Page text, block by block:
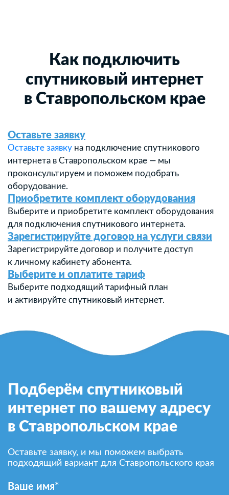
Как подключить
спутниковый интернет
в Ставропольском крае
Оставьте заявку
Оставьте заявку на подключение спутникового
интернета в Ставропольском крае — мы
проконсультируем и поможем подобрать
оборудование.
Приобретите комплект оборудования
Выберите и приобретите комплект оборудования
для подключения спутникового интернета.
Зарегистрируйте договор на услуги связи
Зарегистрируйте договор и получите доступ
к личному кабинету абонента.
Выберите и оплатите тариф
Выберите подходящий тарифный план
и активируйте спутниковый интернет.
Подберём спутниковый
интернет по вашему адресу
в Ставропольском крае
Оставьте заявку, и мы поможем выбрать
подходящий вариант для Ставропольского края
Ваше имя*